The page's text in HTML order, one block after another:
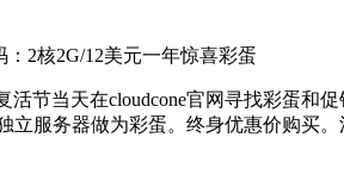
2核2G/12美元一年惊喜彩蛋
活节当天在cloudcone官网寻找彩蛋和
立服务器做为彩蛋。终身优惠价购买